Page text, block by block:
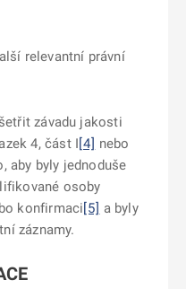
relevantní právní
závadu jakosti
4, částI[4] nebo
aby byly jednoduše
osoby
konfirmaci[5] a byly
záznamy.